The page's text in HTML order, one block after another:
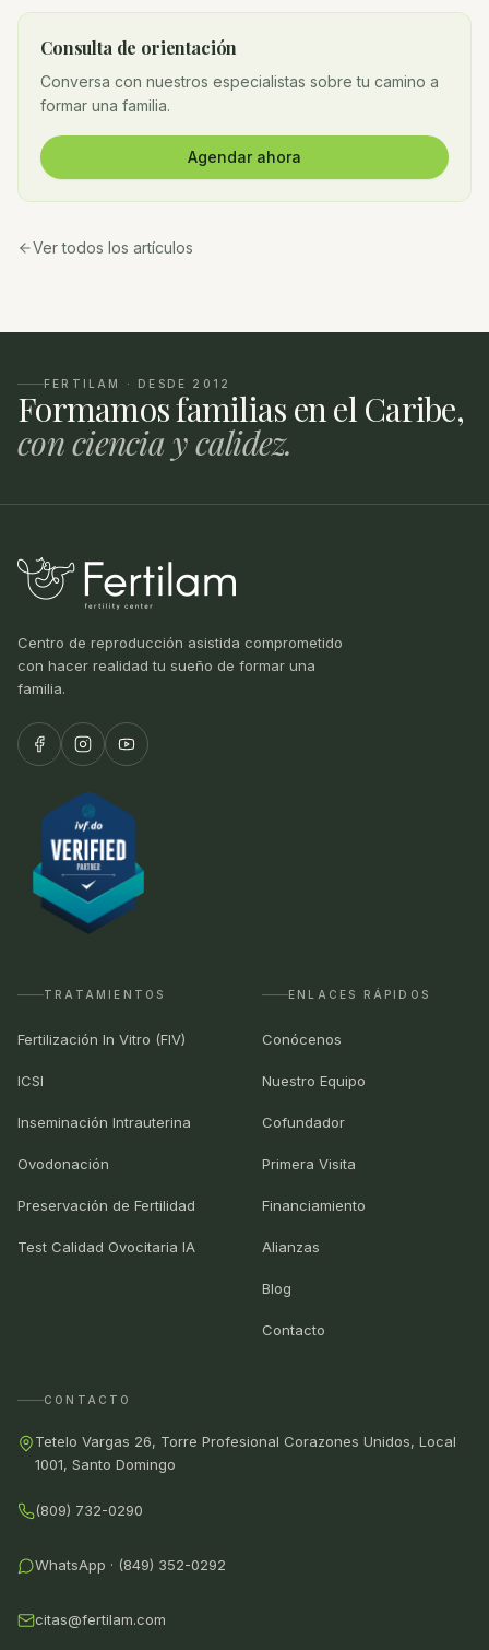
Consulta de orientación
Conversa con nuestros especialistas sobre tu camino a
formar una familia.
Agendar ahora
Ver todos los artículos
FERTILAM · DESDE 2012
Formamos familias en el Caribe,
con ciencia y calidez.
Centro de reproducción asistida comprometido
con hacer realidad tu sueño de formar una
familia.
TRATAMIENTOS
Fertilización In Vitro (FIV)
ICSI
Inseminación Intrauterina
Ovodonación
Preservación de Fertilidad
Test Calidad Ovocitaria IA
ENLACES RÁPIDOS
Conócenos
Nuestro Equipo
Cofundador
Primera Visita
Financiamiento
Alianzas
Blog
Contacto
CONTACTO
Tetelo Vargas 26, Torre Profesional Corazones Unidos, Local
1001, Santo Domingo
(809) 732-0290
WhatsApp · (849) 352-0292
citas@fertilam.com